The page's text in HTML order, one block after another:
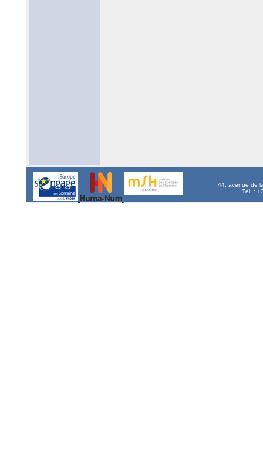
44, avenue de
Tél. :